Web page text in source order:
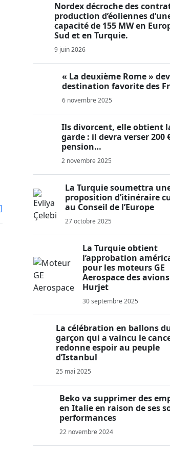
Nordex décroche des
production d’éoliennes
capacité de 155 MW en
Sud et en Turquie.
9 juin 2026
« La deuxième Rome »
destination favorite des
6 novembre 2025
Ils divorcent, elle obtient
garde : il devra verser 200
pension…
2 novembre 2025
La Turquie soumettra
proposition d’itinéraire
au Conseil de l’Europe
27 octobre 2025
La Turquie obtient
l’approbation
pour les moteurs GE
Aerospace des avions
Hurjet
30 septembre 2025
La célébration en ballons
garçon qui a vaincu le
redonne espoir au peuple
d’Istanbul
25 mai 2025
Beko va supprimer des
en Italie en raison de ses
performances
22 novembre 2024